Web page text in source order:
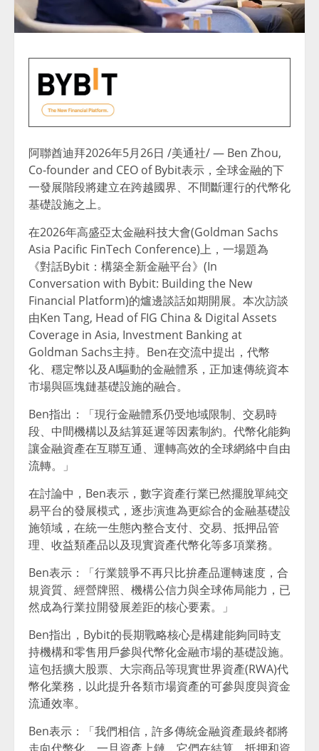
阿聯酋迪拜2026年5月26日 /美通社/ — Ben Zhou,
Co-founder and CEO of Bybit表示，全球金融的下
一發展階段將建立在跨越國界、不間斷運行的代幣化
基礎設施之上。
在2026年高盛亞太金融科技大會(Goldman Sachs
Asia Pacific FinTech Conference)上，一場題為
《對話Bybit：構築全新金融平台》(In
Conversation with Bybit: Building the New
Financial Platform)的爐邊談話如期開展。本次訪談
由Ken Tang, Head of FIG China & Digital Assets
Coverage in Asia, Investment Banking at
Goldman Sachs主持。Ben在交流中提出，代幣
化、穩定幣以及AI驅動的金融體系，正加速傳統資本
市場與區塊鏈基礎設施的融合。
Ben指出：「現行金融體系仍受地域限制、交易時
段、中間機構以及結算延遲等因素制約。代幣化能夠
讓金融資產在互聯互通、運轉高效的全球網絡中自由
流轉。」
在討論中，Ben表示，數字資產行業已然擺脫單純交
易平台的發展模式，逐步演進為更綜合的金融基礎設
施領域，在統一生態內整合支付、交易、抵押品管
理、收益類產品以及現實資產代幣化等多項業務。
Ben表示：「行業競爭不再只比拚產品運轉速度，合
規資質、經營牌照、機構公信力與全球佈局能力，已
然成為行業拉開發展差距的核心要素。」
Ben指出，Bybit的長期戰略核心是構建能夠同時支
持機構和零售用戶參與代幣化金融市場的基礎設施。
這包括擴大股票、大宗商品等現實世界資產(RWA)代
幣化業務，以此提升各類市場資產的可參與度與資金
流通效率。
Ben表示：「我們相信，許多傳統金融資產最終都將